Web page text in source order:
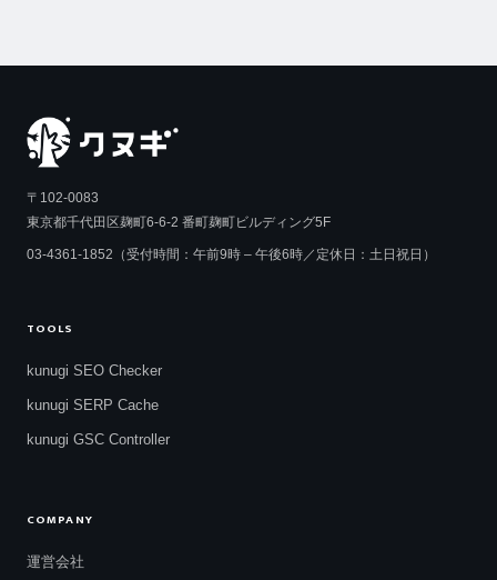
〒102-0083
東京都千代田区麹町6-6-2 番町麹町ビルディング5F
03-4361-1852（受付時間：午前9時 – 午後6時／定休日：土日祝日）
TOOLS
kunugi SEO Checker
kunugi SERP Cache
kunugi GSC Controller
COMPANY
運営会社